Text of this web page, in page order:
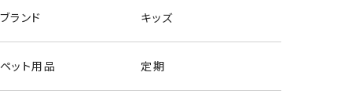
ブランド キッズ
ペット用品 定期